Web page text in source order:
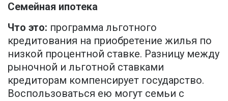
Семейная ипотека
Что это: программа льготного
кредитования на приобретение жилья по
низкой процентной ставке. Разницу между
рыночной и льготной ставками
кредиторам компенсирует государство.
Воспользоваться ею могут семьи с